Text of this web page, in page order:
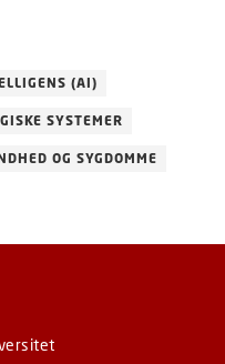
(AI)
SYSTEMER
OG SYGDOMME